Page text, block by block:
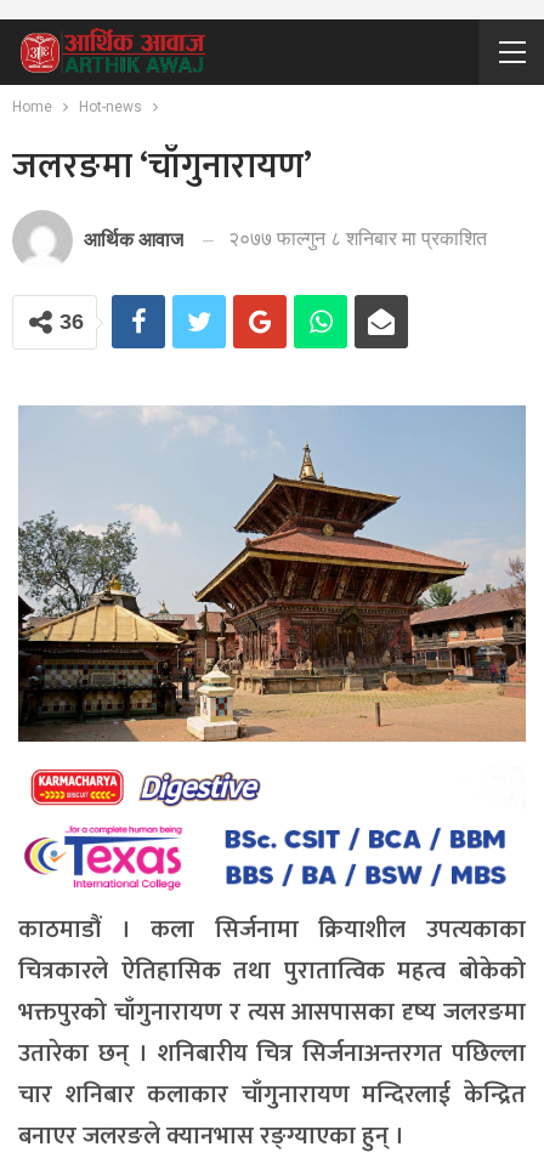
Home Hot-news
जलरङमा ‘चाँगुनारायण’
आर्थिक आवाज २०७७ फाल्गुन ८ शनिबार मा प्रकाशित
36
काठमाडौं । कला सिर्जनामा क्रियाशील उपत्यकाका
चित्रकारले ऐतिहासिक तथा पुरातात्विक महत्व बोकेको
भक्तपुरको चाँगुनारायण र त्यस आसपासका दृष्य जलरङमा
उतारेका छन् । शनिबारीय चित्र सिर्जनाअन्तरगत पछिल्ला
चार शनिबार कलाकार चाँगुनारायण मन्दिरलाई केन्द्रित
बनाएर जलरङले क्यानभास रङ्ग्याएका हुन् ।